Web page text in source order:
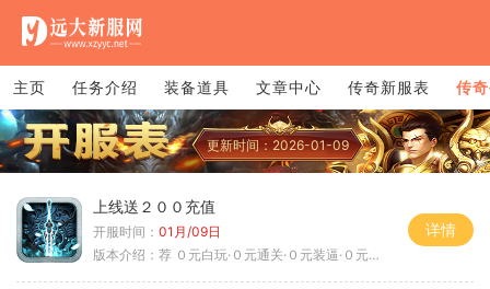
主页 任务介绍 装备道具 文章中心 传奇新服表 传
更新时间：2026-01-09
上线送２００充值
开服时间： 01月/09日
版本介绍： 荐 ０元白玩·０元通关·０元装逼·０元满赞
详情